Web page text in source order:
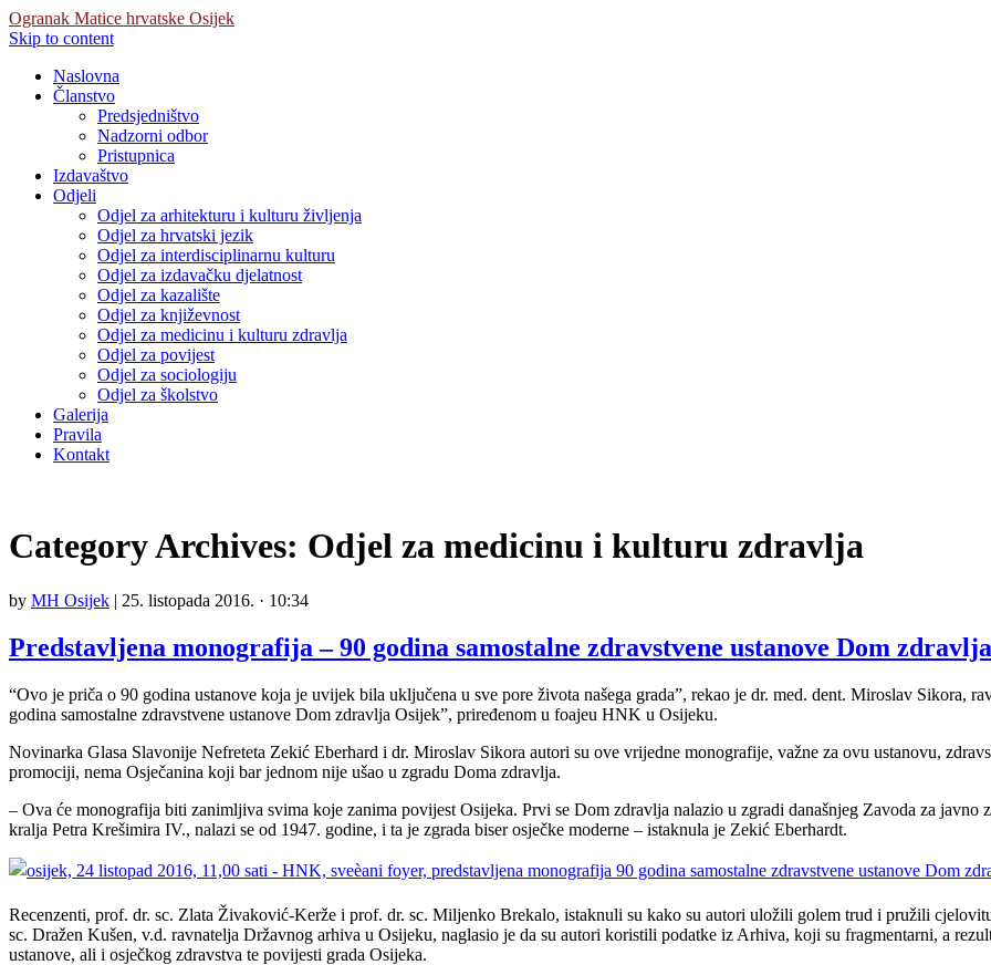
Ogranak Matice hrvatske Osijek
Skip to content
Naslovna
Članstvo
Predsjedništvo
Nadzorni odbor
Pristupnica
Izdavaštvo
Odjeli
Odjel za arhitekturu i kulturu življenja
Odjel za hrvatski jezik
Odjel za interdisciplinarnu kulturu
Odjel za izdavačku djelatnost
Odjel za kazalište
Odjel za književnost
Odjel za medicinu i kulturu zdravlja
Odjel za povijest
Odjel za sociologiju
Odjel za školstvo
Galerija
Pravila
Kontakt
Category Archives: Odjel za medicinu i kulturu zdravlja
by MH Osijek | 25. listopada 2016. · 10:34
Predstavljena monografija – 90 godina samostalne zdravstvene ustanove Dom
“Ovo je priča o 90 godina ustanove koja je uvijek bila uključena u sve pore života našega grada”, rekao je dr. med. dent. Miroslav Sikora,
godina samostalne zdravstvene ustanove Dom zdravlja Osijek”, priređenom u foajeu HNK u Osijeku.
Novinarka Glasa Slavonije Nefreteta Zekić Eberhard i dr. Miroslav Sikora autori su ove vrijedne monografije, važne za ovu ustanovu,
promociji, nema Osječanina koji bar jednom nije ušao u zgradu Doma zdravlja.
– Ova će monografija biti zanimljiva svima koje zanima povijest Osijeka. Prvi se Dom zdravlja nalazio u zgradi današnjeg Zavoda za
kralja Petra Krešimira IV., nalazi se od 1947. godine, i ta je zgrada biser osječke moderne – istaknula je Zekić Eberhardt.
Recenzenti, prof. dr. sc. Zlata Živaković-Kerže i prof. dr. sc. Miljenko Brekalo, istaknuli su kako su autori uložili golem trud i pružili
sc. Dražen Kušen, v.d. ravnatelja Državnog arhiva u Osijeku, naglasio je da su autori koristili podatke iz Arhiva, koji su fragmentarni, a
ustanove, ali i osječkog zdravstva te povijesti grada Osijeka.